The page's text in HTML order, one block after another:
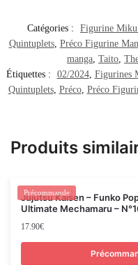
Catégories : Figurine Miku
Quintuplets, Préco Figurine
manga, Taito,
Étiquettes :
02/2024, Figurines
Quintuplets, Préco, Préco
Produits
Précommande
Jujutsu Kaisen – Funko
Ultimate Mechamaru –
17.90€